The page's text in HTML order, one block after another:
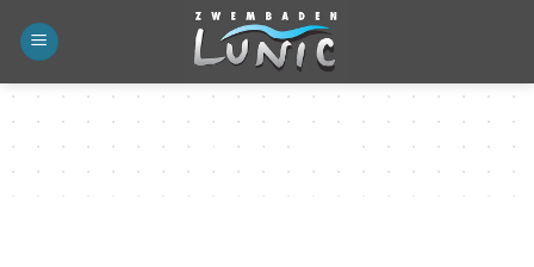
Diensten